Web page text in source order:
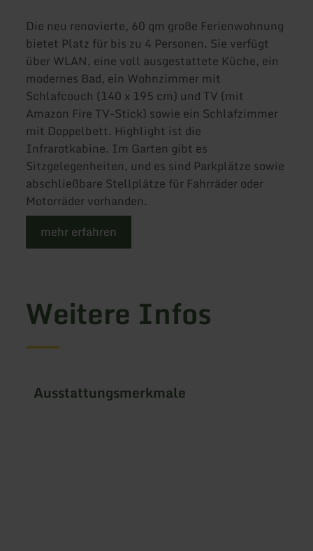
Die neu renovierte, 60 qm große Ferienwohnung
bietet Platz für bis zu 4 Personen. Sie verfügt
über WLAN, eine voll ausgestattete Küche, ein
modernes Bad, ein Wohnzimmer mit
Schlafcouch (140 x 195 cm) und TV (mit
Amazon Fire TV-Stick) sowie ein Schlafzimmer
mit Doppelbett. Highlight ist die
Infrarotkabine. Im Garten gibt es
Sitzgelegenheiten, und es sind Parkplätze sowie
abschließbare Stellplätze für Fahrräder oder
Motorräder vorhanden.
mehr erfahren
Weitere Infos
Ausstattungsmerkmale